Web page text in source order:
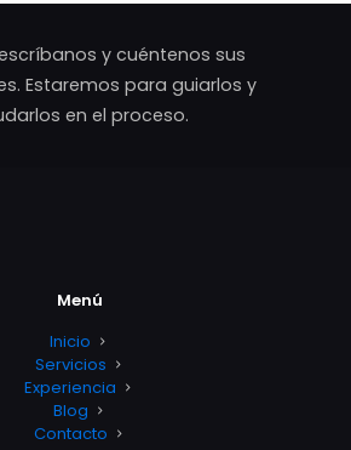
y cuéntenos sus
Estaremos para guiarlos y
en el proceso.
Menú
Inicio
Servicios
Experiencia
Blog
Contacto